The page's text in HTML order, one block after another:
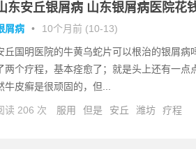
东安丘银屑病 山东银屑病医院花
屑病 • 10个月前 (10-13)
丘国明医院的牛黄乌蛇片可以根治的银屑病
两个疗程，基本痊愈了；就是头上还有一点
牛皮癣是很顽固的，但...
读 206 次 服用 但是 安丘 潍坊 疗程